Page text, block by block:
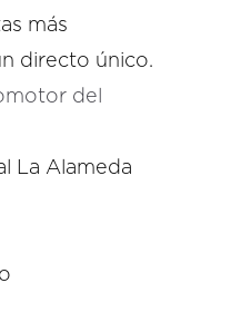
más
directo único.
del
La Alameda